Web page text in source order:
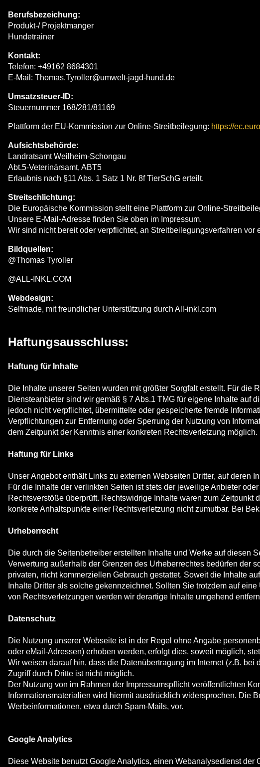
Berufsbezeichung:
Produkt-/ Projektmanger
Hundetrainer
Kontakt:
Telefon: +49162 8684301
E-Mail: Thomas.Tyroller@umwelt-jagd-hund.de
Umsatzsteuer-ID:
Steuernummer 168/281/81169
Plattform der EU-Kommission zur Online-Streitbeilegung: https://
Aufsichtsbehörde:
Landratsamt Weilheim-Schongau
Abt.5-Veterinärsamt, ABT5
Erlaubnis nach §11 Abs. 1 Satz 1 Nr. 8f TierSchG erteilt.
Streitschlichtung:
Die Europäische Kommission stellt eine Plattform zur Online-
Unsere E-Mail-Adresse finden Sie oben im Impressum.
Wir sind nicht bereit oder verpflichtet, an Streitbeilegungsverfahren
Bildquellen:
@Thomas Tyroller
@ALL-INKL.COM
Webdesign:
Selfmade, mit freundlicher Unterstützung durch All-inkl.com
Haftungsausschluss:
Haftung für Inhalte
Die Inhalte unserer Seiten wurden mit größter Sorgfalt erstellt. Für
Diensteanbieter sind wir gemäß § 7 Abs.1 TMG für eigene Inhalte auf
jedoch nicht verpflichtet, übermittelte oder gespeicherte fremde
Verpflichtungen zur Entfernung oder Sperrung der Nutzung von
dem Zeitpunkt der Kenntnis einer konkreten Rechtsverletzung
Haftung für Links
Unser Angebot enthält Links zu externen Webseiten Dritter, auf deren
Für die Inhalte der verlinkten Seiten ist stets der jeweilige Anbieter
Rechtsverstöße überprüft. Rechtswidrige Inhalte waren zum
konkrete Anhaltspunkte einer Rechtsverletzung nicht zumutbar. Bei
Urheberrecht
Die durch die Seitenbetreiber erstellten Inhalte und Werke auf diesen
Verwertung außerhalb der Grenzen des Urheberrechtes bedürfen der
privaten, nicht kommerziellen Gebrauch gestattet. Soweit die Inhalte
Inhalte Dritter als solche gekennzeichnet. Sollten Sie trotzdem auf
von Rechtsverletzungen werden wir derartige Inhalte umgehend
Datenschutz
Die Nutzung unserer Webseite ist in der Regel ohne Angabe
oder eMail-Adressen) erhoben werden, erfolgt dies, soweit möglich,
Wir weisen darauf hin, dass die Datenübertragung im Internet (z.B.
Zugriff durch Dritte ist nicht möglich.
Der Nutzung von im Rahmen der Impressumspflicht veröffentlichten
Informationsmaterialien wird hiermit ausdrücklich widersprochen. Die
Werbeinformationen, etwa durch Spam-Mails, vor.
Google Analytics
Diese Website benutzt Google Analytics, einen Webanalysedienst